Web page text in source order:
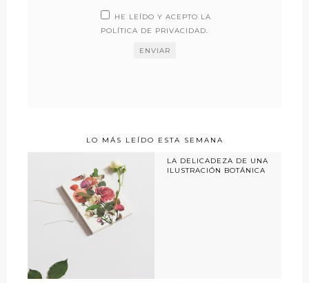
HE LEÍDO Y ACEPTO LA
POLÍTICA DE PRIVACIDAD.
LO MÁS LEÍDO ESTA SEMANA
LA DELICADEZA DE UNA
ILUSTRACIÓN BOTÁNICA